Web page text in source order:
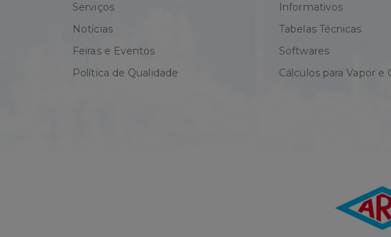
Serviços
Notícias
Feiras e Eventos
Política de Qualidade
Informativos
Tabelas Técnicas
Softwares
Cálculos para Vapor e